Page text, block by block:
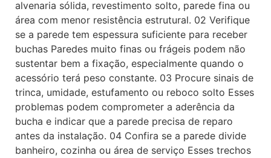
alvenaria sólida, revestimento solto, parede fina ou
área com menor resistência estrutural. 02 Verifique
se a parede tem espessura suficiente para receber
buchas Paredes muito finas ou frágeis podem não
sustentar bem a fixação, especialmente quando o
acessório terá peso constante. 03 Procure sinais de
trinca, umidade, estufamento ou reboco solto Esses
problemas podem comprometer a aderência da
bucha e indicar que a parede precisa de reparo
antes da instalação. 04 Confira se a parede divide
banheiro, cozinha ou área de serviço Esses trechos